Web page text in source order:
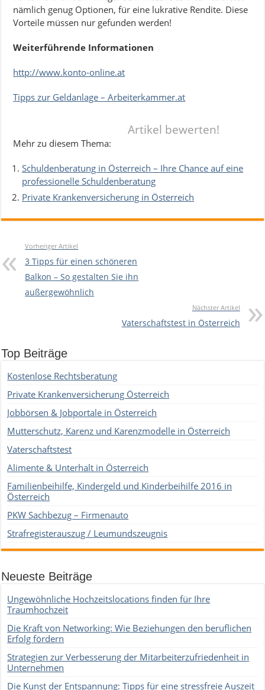
nämlich genug Optionen, für eine lukrative Rendite. Diese
Vorteile müssen nur gefunden werden!
Weiterführende Informationen
http://www.konto-online.at
Tipps zur Geldanlage – Arbeiterkammer.at
Artikel bewerten!
Mehr zu diesem Thema:
Schuldenberatung in Österreich – Ihre Chance auf eine
professionelle Schuldenberatung
Private Krankenversicherung in Österreich
Vorheriger Artikel
3 Tipps für einen schöneren
Balkon – So gestalten Sie ihn
außergewöhnlich
Nächster Artikel
Vaterschaftstest in Österreich
Top Beiträge
Kostenlose Rechtsberatung
Private Krankenversicherung Österreich
Jobbörsen & Jobportale in Österreich
Mutterschutz, Karenz und Karenzmodelle in Österreich
Vaterschaftstest
Alimente & Unterhalt in Österreich
Familienbeihilfe, Kindergeld und Kinderbeihilfe 2016 in
Österreich
PKW Sachbezug – Firmenauto
Strafregisterauszug / Leumundszeugnis
Neueste Beiträge
Ungewöhnliche Hochzeitslocations finden für Ihre
Traumhochzeit
Die Kraft von Networking: Wie Beziehungen den beruflichen
Erfolg fördern
Strategien zur Verbesserung der Mitarbeiterzufriedenheit in
Unternehmen
Die Kunst der Entspannung: Tipps für eine stressfreie Auszeit